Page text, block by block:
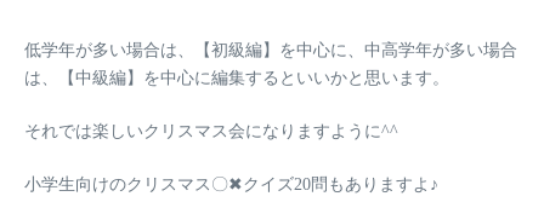
低学年が多い場合は、 【初級編】を中心に、中高学年が多い場合
は、
【中級編】を中心に編集するといいかと思います。
それでは楽しいクリスマス会になりますように^^
小学生向けのクリスマス〇✖クイズ20問もありますよ♪